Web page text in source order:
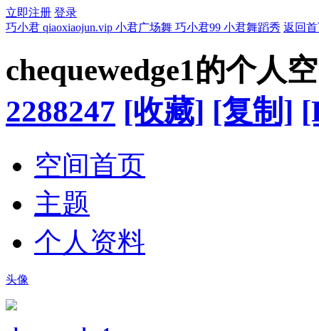
立即注册 登录
巧小君 qiaoxiaojun.vip 小君广场舞 巧小君99 小君舞蹈秀 返回
chequewedge1的个人
2288247 [收藏] [复制]
空间首页
主题
个人资料
头像